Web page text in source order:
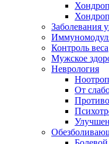
Заболевания
Контроль веса
Мужское
Неврология
От